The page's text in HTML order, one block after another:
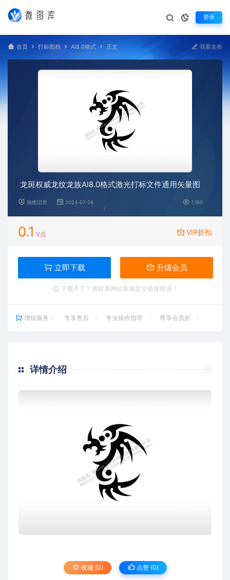
登录
首页 打标图档 AI8.0格式 正文 我要发布
龙斑权威龙纹龙族AI8.0格式激光打标文件通用矢量图
南栀旧景 2024-07-26 1,160
0.1 V点 VIP折扣
立即下载 升级会员
下载不了？请联系网站客服提交链接错误！
增值服务： 专享售后 专业操作指导 尊享会员折
详情介绍
收藏 (0) 点赞 (0)